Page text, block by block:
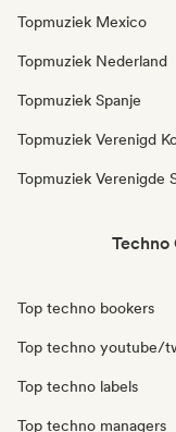
Topmuziek Mexico
Topmuziek Nederland
Topmuziek Spanje
Topmuziek Verenigd
Topmuziek Verenigde
Top techno bookers
Top techno youtube/
Top techno labels
Top techno managers